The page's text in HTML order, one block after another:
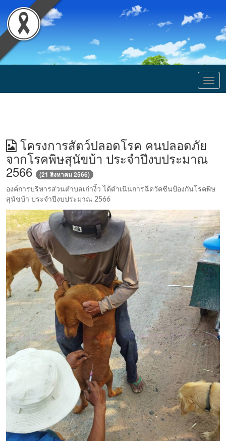
โครงการสัตว์ปลอดโรค คนปลอดภัย
จากโรคพิษสุนัขบ้า ประจำปีงบประมาณ
2566 (21 สิงหาคม 2566)
องค์การบริหารส่วนตำบลเก่างิ้ว ได้ดำเนินการฉีดวัคซีนป้องกันโรคพิษ
สุนัขบ้า ประจำปีงบประมาณ 2566